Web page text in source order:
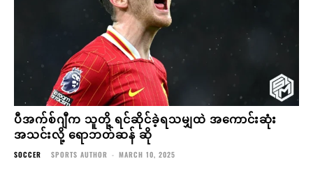
ပီအက်စ်ဂျီက သူတို့ ရင်ဆိုင်ခဲ့ရသမျှထဲ အကောင်းဆုံး
အသင်းလို့ ရောဘတ်ဆန် ဆို
SOCCER SPORTS AUTHOR - MARCH 10, 2025